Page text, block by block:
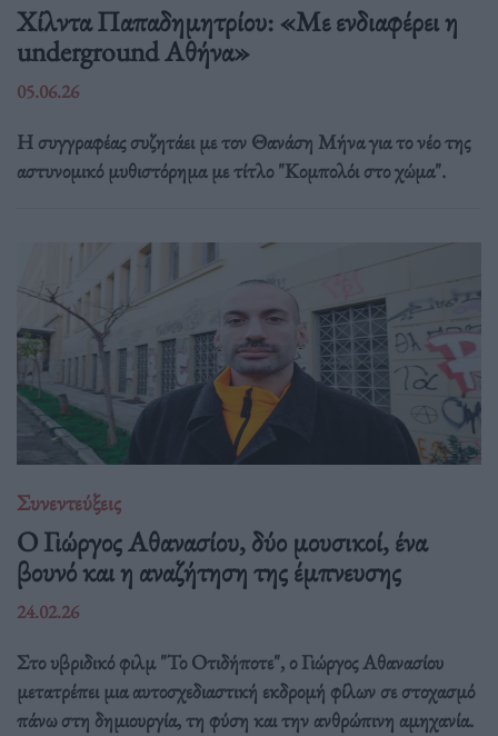
Χίλντα Παπαδημητρίου: «Με ενδιαφέρει η
underground Αθήνα»
05.06.26
Η συγγραφέας συζητάει με τον Θανάση Μήνα για το νέο της
αστυνομικό μυθιστόρημα με τίτλο "Κομπολόι στο χώμα".
Συνεντεύξεις
Ο Γιώργος Αθανασίου, δύο μουσικοί, ένα
βουνό και η αναζήτηση της έμπνευσης
24.02.26
Στο υβριδικό φιλμ "Το Οτιδήποτε", ο Γιώργος Αθανασίου
μετατρέπει μια αυτοσχεδιαστική εκδρομή φίλων σε στοχασμό
πάνω στη δημιουργία, τη φύση και την ανθρώπινη αμηχανία.